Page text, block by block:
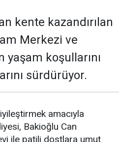
kente kazandırılan
Merkezi ve
yaşam koşullarını
sürdürüyor.
amacıyla
Bakioğlu Can
ile patili dostlara umut